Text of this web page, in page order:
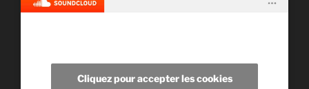
Cliquez pour accepter les cookies